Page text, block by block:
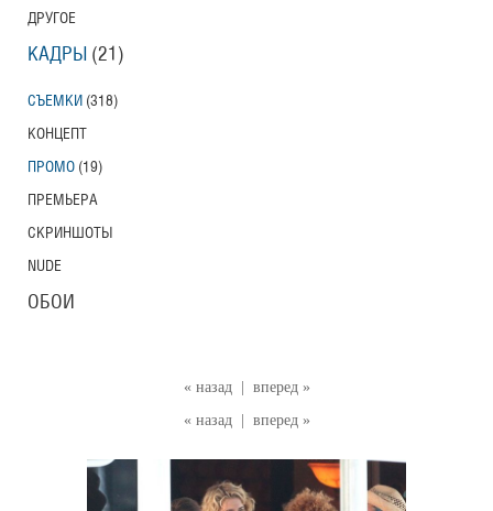
« назад
вперед »
« назад
вперед »
ДРУГОЕ
КАДРЫ (21)
СЪЕМКИ (318)
КОНЦЕПТ
ПРОМО (19)
ПРЕМЬЕРА
СКРИНШОТЫ
NUDE
ОБОИ